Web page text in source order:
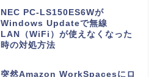
NEC PC-LS150ES6Wが
Windows Updateで無線
LAN（WiFi）が使えなくなった
時の対処方法
突然Amazon WorkSpacesにロ